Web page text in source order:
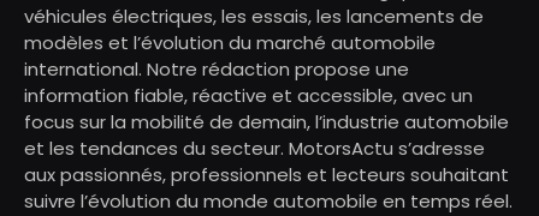
véhicules électriques, les essais, les lancements de
modèles et l’évolution du marché automobile
international. Notre rédaction propose une
information fiable, réactive et accessible, avec un
focus sur la mobilité de demain, l’industrie automobile
et les tendances du secteur. MotorsActu s’adresse
aux passionnés, professionnels et lecteurs souhaitant
suivre l’évolution du monde automobile en temps réel.